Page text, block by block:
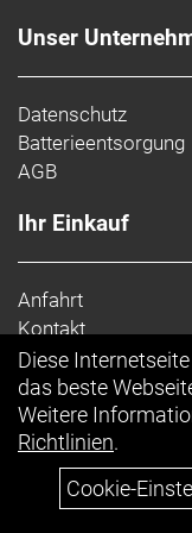
Unser
Datenschutz
Batterieentsorgung
AGB
Ihr Einkauf
Anfahrt
Kontakt
Impressum
Top Artikel
Diese
das beste
Weitere
Richtlinien.
Cookie-